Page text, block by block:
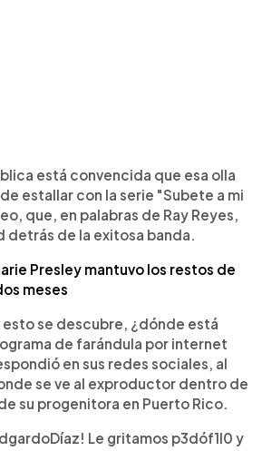
está convencida que esa olla
estallar con la serie "Subete a mi
que, en palabras de Ray Reyes,
detrás de la exitosa banda.
Presley mantuvo los restos de
meses
se descubre, ¿dónde está
de farándula por internet
en sus redes sociales, al
se ve al exproductor dentro de
su progenitora en Puerto Rico.
Le gritamos p3dóf1l0 y